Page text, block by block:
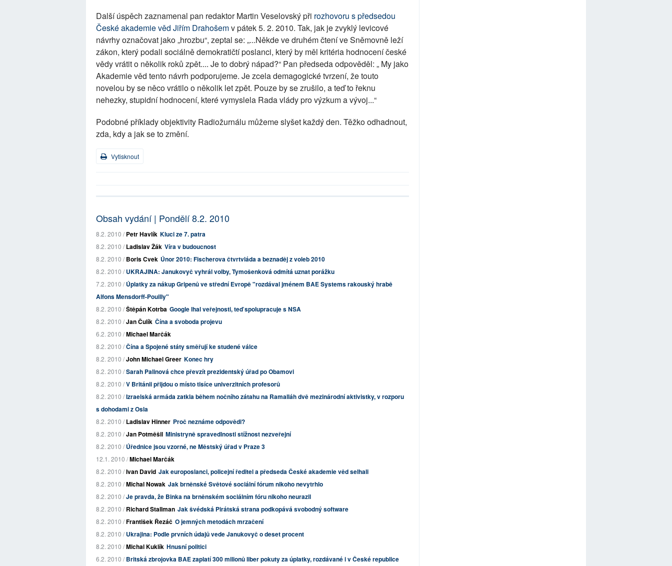
Další úspěch zaznamenal pan redaktor Martin Veselovský při rozhovoru s předsedou
České akademie věd Jiřím Drahošemv pátek 5. 2. 2010. Tak, jak je zvyklý levicové
návrhy označovat jako „hrozbu“, zeptal se: „...Někde ve druhém čtení ve Sněmovně leží
zákon, který podali sociálně demokratičtí poslanci, který by měl kritéria hodnocení české
vědy vrátit o několik roků zpět.... Je to dobrý nápad?“ Pan předseda odpověděl: „ My jako
Akademie věd tento návrh podporujeme. Je zcela demagogické tvrzení, že touto
novelou by se něco vrátilo o několik let zpět. Pouze by se zrušilo, a teď to řeknu
nehezky, stupidní hodnocení, které vymyslela Rada vlády pro výzkum a vývoj...“
Podobné příklady objektivity Radiožurnálu můžeme slyšet každý den. Těžko odhadnout,
zda, kdy a jak se to změní.
Vytisknout
Obsah vydání | Pondělí 8.2. 2010
8.2. 2010 /Petr Havlík Kluci ze 7. patra
8.2. 2010 /Ladislav Žák Víra v budoucnost
8.2. 2010 /Boris Cvek Únor 2010: Fischerova čtvrtvláda a beznaděj z voleb 2010
8.2. 2010 /UKRAJINA: Janukovyč vyhrál volby, Tymošenková odmítá uznat porážku
7.2. 2010 /Úplatky za nákup Gripenů ve střední Evropě "rozdával jménem BAE Systems rakouský hrabě
Alfons Mensdorff-Pouilly"
8.2. 2010 /Štěpán Kotrba Google lhal veřejnosti, teď spolupracuje s NSA
8.2. 2010 /Jan Čulík Čína a svoboda projevu
6.2. 2010 /Michael Marčák
8.2. 2010 /Čína a Spojené státy směřují ke studené válce
8.2. 2010 /John Michael Greer Konec hry
8.2. 2010 /Sarah Palinová chce převzít prezidentský úřad po Obamovi
8.2. 2010 /V Británii přijdou o místo tisíce univerzitních profesorů
8.2. 2010 /Izraelská armáda zatkla během nočního zátahu na Ramalláh dvě mezinárodní aktivistky, v rozporu
s dohodami z Osla
8.2. 2010 /Ladislav Hinner Proč neznáme odpovědi?
8.2. 2010 /Jan Potměšil Ministryně spravedlnosti stížnost nezveřejní
8.2. 2010 /Úřednice jsou vzorné, ne Městský úřad v Praze 3
12.1. 2010 /Michael Marčák
8.2. 2010 /Ivan David Jak europoslanci, policejní ředitel a předseda České akademie věd selhali
8.2. 2010 /Michal Nowak Jak brněnské Světové sociální fórum nikoho nevytrhlo
8.2. 2010 /Je pravda, že Binka na brněnském sociálním fóru nikoho neurazil
8.2. 2010 /Richard Stallman Jak švédská Pirátská strana podkopává svobodný software
8.2. 2010 /František Řezáč O jemných metodách mrzačení
8.2. 2010 /Ukrajina: Podle prvních údajů vede Janukovyč o deset procent
8.2. 2010 /Michal Kuklík Hnusní politici
6.2. 2010 /Britská zbrojovka BAE zaplatí 300 milionů liber pokuty za úplatky, rozdávané i v České republice